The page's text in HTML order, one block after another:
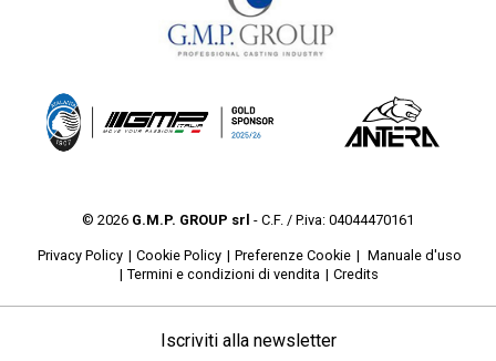
© 2026 G.M.P. GROUP srl - C.F. / P.iva: 04044470161
Privacy Policy Cookie Policy Preferenze Cookie
Manuale d'uso
Termini e condizioni di vendita
Credits
Iscriviti alla newsletter